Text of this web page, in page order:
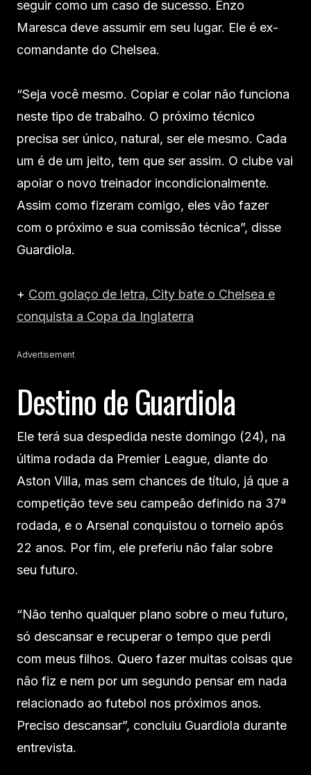
seguir como um caso de sucesso. Enzo
Maresca deve assumir em seu lugar. Ele é ex-
comandante do Chelsea.
“Seja você mesmo. Copiar e colar não funciona
neste tipo de trabalho. O próximo técnico
precisa ser único, natural, ser ele mesmo. Cada
um é de um jeito, tem que ser assim. O clube vai
apoiar o novo treinador incondicionalmente.
Assim como fizeram comigo, eles vão fazer
com o próximo e sua comissão técnica”, disse
Guardiola.
+ Com golaço de letra, City bate o Chelsea e
conquista a Copa da Inglaterra
Advertisement
Destino de Guardiola
Ele terá sua despedida neste domingo (24), na
última rodada da Premier League, diante do
Aston Villa, mas sem chances de título, já que a
competição teve seu campeão definido na 37ª
rodada, e o Arsenal conquistou o torneio após
22 anos. Por fim, ele preferiu não falar sobre
seu futuro.
“Não tenho qualquer plano sobre o meu futuro,
só descansar e recuperar o tempo que perdi
com meus filhos. Quero fazer muitas coisas que
não fiz e nem por um segundo pensar em nada
relacionado ao futebol nos próximos anos.
Preciso descansar”, concluiu Guardiola durante
entrevista.